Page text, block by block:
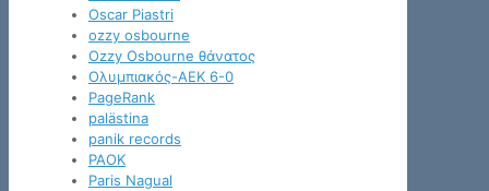
Oscar Piastri
ozzy osbourne
Ozzy Osbourne θάνατος
Oλυμπιακός-ΑΕΚ 6-0
PageRank
palästina
panik records
PAOK
Paris Nagual